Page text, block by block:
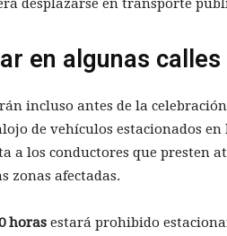
en algunas calles
incluso antes de la
de vehículos estacionados en
a los conductores que presten
zonas afectadas.
horas estará prohibido